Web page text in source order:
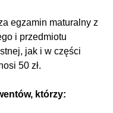
egzamin maturalny z
i przedmiotu
jak i w części
50 zł.
którzy: